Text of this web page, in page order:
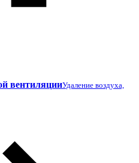
вентиляцииУдаление воздуха,